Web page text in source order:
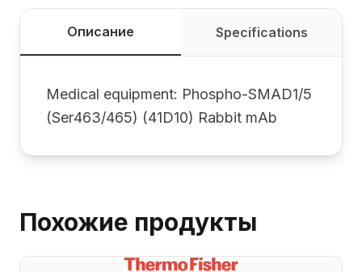
Описание Specifications
Medical equipment: Phospho-SMAD1/5
(Ser463/465) (41D10) Rabbit mAb
Похожие продукты